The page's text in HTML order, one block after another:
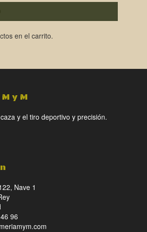
en el carrito.
y M
y el tiro deportivo y precisión.
Nave 1
96